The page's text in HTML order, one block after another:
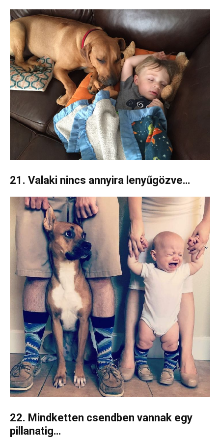
21. Valaki nincs annyira lenyűgözve…
22. Mindketten csendben vannak egy
pillanatig…